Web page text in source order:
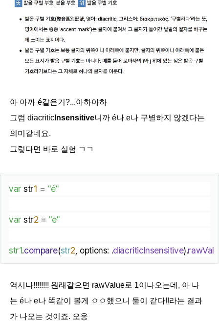
아 아까 é같은거?...아하아하
그럼 diacritic Insensitive니까 é나 e나 구별하지 않겠다는
의미같네요.
그렇다면 바로 실험 ㄱㄱ
var str1 = "é"
var str2 = "e"
str1.compare(str2 , options: .diacriticInsensitive).
역시나!!!!!!!! 원래같으면 rawValue로 1이나오는데, 아 나
는 é나 e나 똑같이 볼게 ㅇㅇ했으니 둘이 같다!!라는 결과
가 나오는 것이죠. 오옹